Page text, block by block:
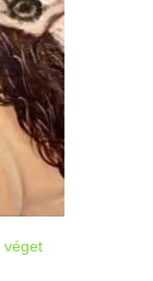
véget